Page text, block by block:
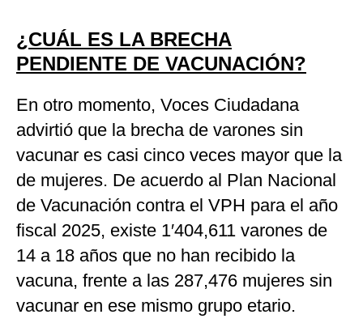
¿CUÁL ES LA BRECHA
PENDIENTE DE VACUNACIÓN?
En otro momento, Voces Ciudadana
advirtió que la brecha de varones sin
vacunar es casi cinco veces mayor que la
de mujeres. De acuerdo al Plan Nacional
de Vacunación contra el VPH para el año
fiscal 2025, existe 1′404,611 varones de
14 a 18 años que no han recibido la
vacuna, frente a las 287,476 mujeres sin
vacunar en ese mismo grupo etario.